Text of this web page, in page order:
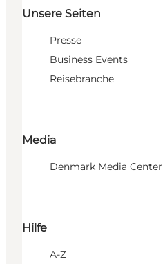
Unsere Seiten
Presse
Business Events
Reisebranche
Media
Denmark Media Center
Hilfe
A-Z